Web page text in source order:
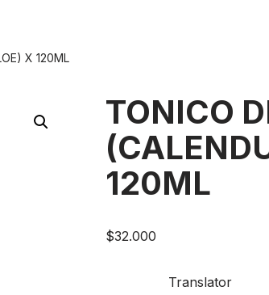
X 120ML
TONICO
120ML
$32.000
Translator